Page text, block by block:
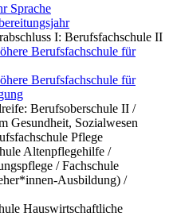
Sprache
I: Berufsfachschule II
Berufsfachschule für
Berufsfachschule für
Berufsoberschule II /
Gesundheit, Sozialwesen
Pflege
Altenpflegehilfe /
/ Fachschule
Ausbildung) /
Hauswirtschaftliche